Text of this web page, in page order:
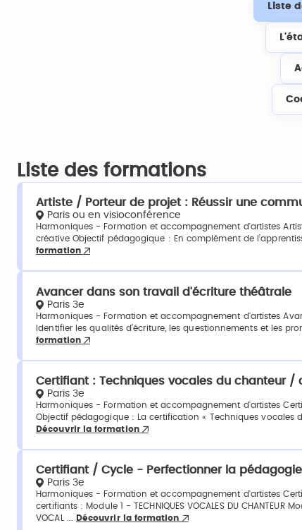
Liste
Liste des formations
Artiste / Porteur de projet : Réussir une
Paris ou en visioconférence
Harmoniques - Formation et accompagnement d'artistes
créative Objectif pédagogique : En complément de
formation
Avancer dans son travail d'écriture théâtrale
Paris 3e
Harmoniques - Formation et accompagnement d'artistes
Identifier les qualités d’écriture, les questionnements et les
formation
Certifiant : Techniques vocales du chanteur /
Paris 3e
Harmoniques - Formation et accompagnement d'artistes
Objectif pédagogique : La certification « Techniques vocales
Découvrir la formation
Certifiant / Cycle - Perfectionner la
Paris 3e
Harmoniques - Formation et accompagnement d'artistes
certifiants : Module 1 - TECHNIQUES VOCALES DU CHANTEUR
VOCAL ...
Découvrir la formation